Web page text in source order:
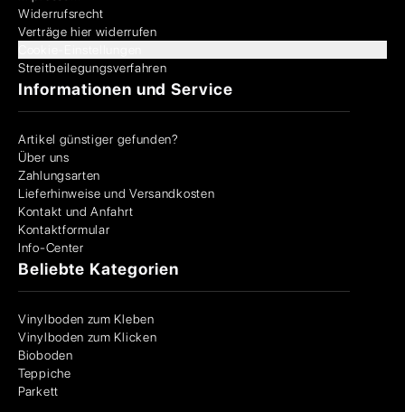
Widerrufsrecht
Verträge hier widerrufen
Streitbeilegungsverfahren
Informationen und Service
Artikel günstiger gefunden?
Über uns
Zahlungsarten
Lieferhinweise und Versandkosten
Kontakt und Anfahrt
Kontaktformular
Info-Center
Beliebte Kategorien
Vinylboden zum Kleben
Vinylboden zum Klicken
Bioboden
Teppiche
Parkett